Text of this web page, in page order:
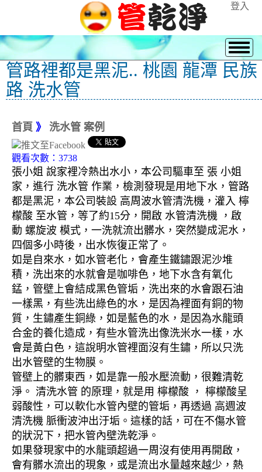
登入
管路裡都是黑泥.. 桃園 龍潭 民族
路 洗水管
首頁 》 洗水管 案例
觀看次數：3738
張小姐 說家裡冷熱出水小，本公司驅車至 張 小姐
家，進行 洗水管 作業，檢測發現是用地下水，管路
都是黑泥，本公司裝設 高周波水管清洗機，灌入 檸
檬酸 至水管，等了約15分，開啟 水管清洗機 ，啟
動 螺旋波 模式，一洗就流出髒水，突然變成泥水，
四個多小時後，出水恢復正常了。
如是自來水，如水管老化，會產生鐵鏽跟泥沙堆
積，洗出來的水就會是咖啡色，地下水含有氧化
錳，管壁上會結成黑色管垢，洗出來的水會跟石油
一樣黑，有些洗出綠色的水，是因為裡面有銅的物
質，生鏽產生銅綠，如是藍色的水，是因為水龍頭
合金的養化造成，有些水管洗出像洗米水一樣，水
會是黃白色，這說明水管裡面沒有生鏽，所以只洗
出水管壁的生物膜。
管壁上的髒東西，如是靠一般水壓流動，很難清乾
淨。 清洗水管 的原理，就是用 檸檬酸 ， 檸檬酸呈
弱酸性，可以軟化水管內壁的管垢，再透過 高週波
清洗機 脈衝波沖出汙垢。這樣的話，可在不傷水管
的狀況下，把水管內壁洗乾淨。
如果發現家中的水龍頭超過一周沒有使用再開啟，
會有髒水流出的現象，或是流出水量越來越少，熱